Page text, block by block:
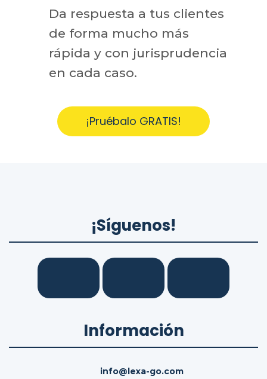
Da respuesta a tus clientes
de forma mucho más
rápida y con jurisprudencia
en cada caso.
¡Pruébalo GRATIS!
¡Síguenos!
Información
info@lexa-go.com